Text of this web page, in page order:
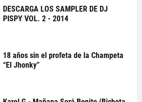
DESCARGA LOS SAMPLER DE DJ
PISPY VOL. 2 - 2014
18 años sin el profeta de la Champeta
“El Jhonky”